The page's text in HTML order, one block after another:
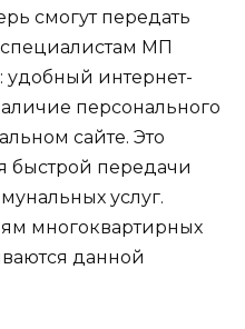
смогут передать
МП
интернет-
персонального
сайте. Это
быстрой передачи
услуг.
многоквартирных
данной